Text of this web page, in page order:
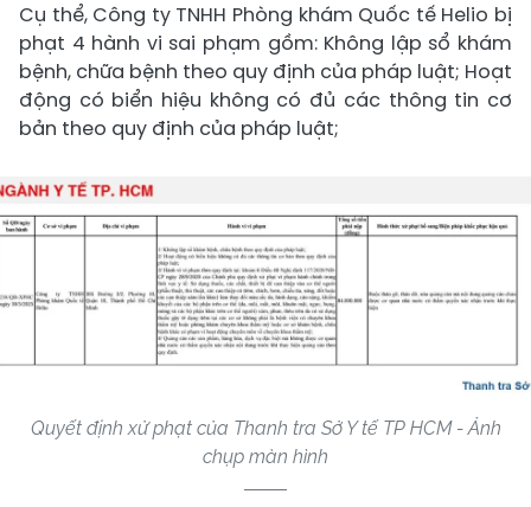
Cụ thể, Công ty TNHH Phòng khám Quốc tế Helio bị
phạt 4 hành vi sai phạm gồm: Không lập sổ khám
bệnh, chữa bệnh theo quy định của pháp luật; Hoạt
động có biển hiệu không có đủ các thông tin cơ
bản theo quy định của pháp luật;
Quyết định xử phạt của Thanh tra Sở Y tế TP HCM - Ảnh
chụp màn hình